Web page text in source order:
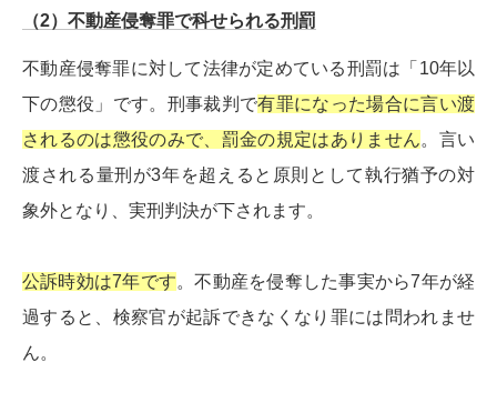
（2）不動産侵奪罪で科せられる刑罰
不動産侵奪罪に対して法律が定めている刑罰は「10年以
下の懲役」です。刑事裁判で有罪になった場合に言い渡
されるのは懲役のみで、罰金の規定はありません。言い
渡される量刑が3年を超えると原則として執行猶予の対
象外となり、実刑判決が下されます。
公訴時効は7年です。不動産を侵奪した事実から7年が経
過すると、検察官が起訴できなくなり罪には問われませ
ん。